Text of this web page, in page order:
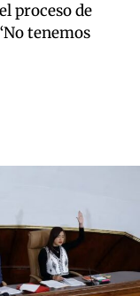
proceso de
tenemos